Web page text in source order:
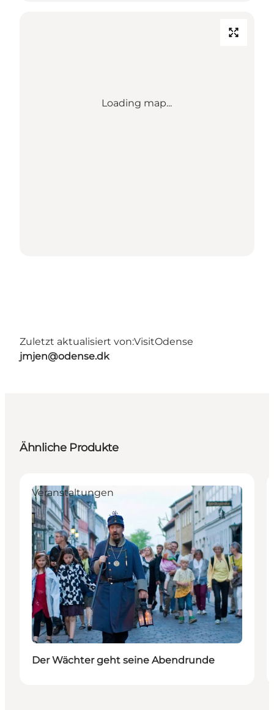
Loading map...
Zuletzt aktualisiert von:VisitOdense
jmjen@odense.dk
Ähnliche Produkte
Veranstaltungen
Der Wächter geht seine Abendrunde